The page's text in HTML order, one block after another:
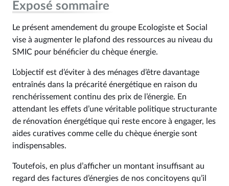
Exposé sommaire
Le présent amendement du groupe Ecologiste et Social
vise à augmenter le plafond des ressources au niveau du
SMIC pour bénéficier du chèque énergie.
L’objectif est d’éviter à des ménages d’être davantage
entraînés dans la précarité énergétique en raison du
renchérissement continu des prix de l’énergie. En
attendant les effets d’une véritable politique structurante
de rénovation énergétique qui reste encore à engager, les
aides curatives comme celle du chèque énergie sont
indispensables.
Toutefois, en plus d’afficher un montant insuffisant au
regard des factures d’énergies de nos concitoyens qu’il